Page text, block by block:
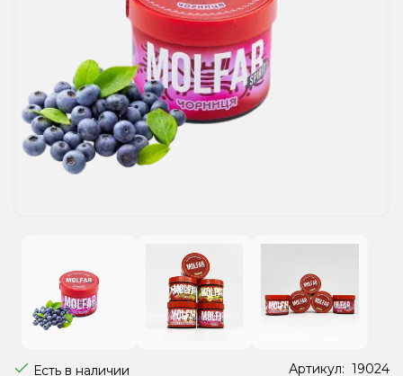
Комплектующие для POD
Жидкости для электронных сигарет
Подарочные наборы
Уценка
Есть в наличии Артикул: 19024